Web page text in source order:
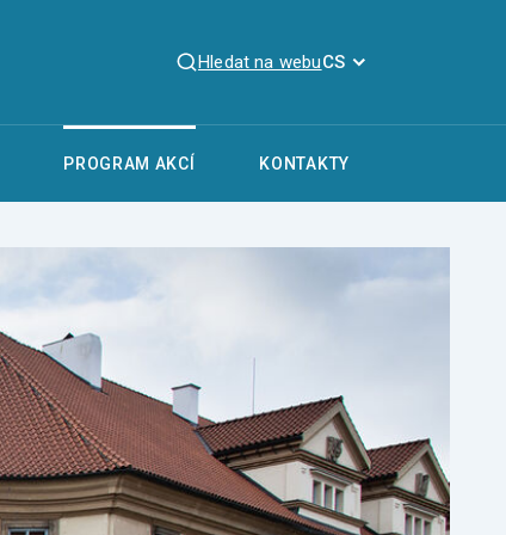
Hledat na webuCS
PROGRAM AKCÍ KONTAKTY